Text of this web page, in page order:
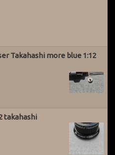
Takahashi more blue 1:12
takahashi